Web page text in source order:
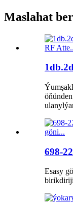
Maslahat
698-
Esasy